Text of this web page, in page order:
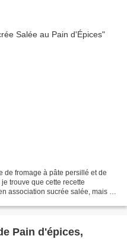
de fromage à pâte persillé et de
trouve que cette recette
association sucrée salée, mais à
Pain d'épices,